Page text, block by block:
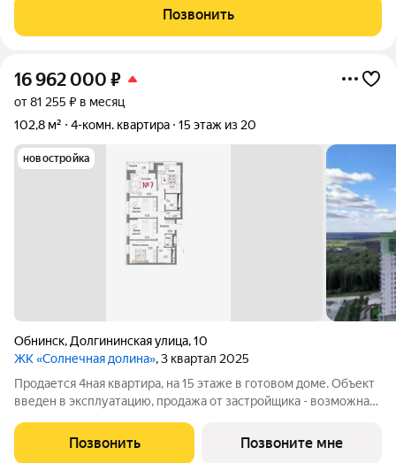
планировка с двумя санузлами тихий район с развитой
инфраструктурой Общая площадь
Позвонить
16 962 000 ₽
от 81 255 ₽ в месяц
102,8 м²
4-комн. квартира 15 этаж из 20
новостройка
Обнинск, Долгининская улица,10
ЖК «Солнечная долина», 3 квартал 2025
Продается 4ная квартира, на 15 этаже в готовом доме. Объект
введен в эксплуатацию, продажа от застройщика - возможна
высококачественный монолитно-кирпичный дом - автономное
отопление - просторные кухни, -
Позвонить Позвоните мне